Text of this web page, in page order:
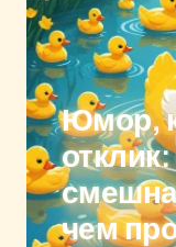
Юмор,
чем